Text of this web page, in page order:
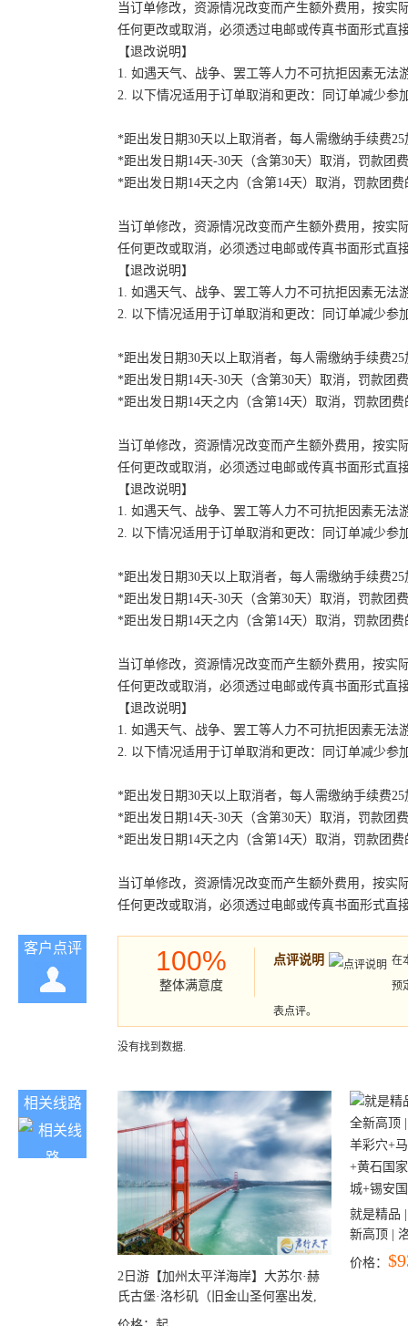
当订单修改，资源情况改变而产生额外费用，按实
任何更改或取消，必须透过电邮或传真书面形式直
【退改说明】
1. 如遇天气、战争、罢工等人力不可抗拒因素无
2. 以下情况适用于订单取消和更改：同订单减少
*距出发日期30天以上取消者，每人需缴纳手续费
*距出发日期14天-30天（含第30天）取消，罚款团
*距出发日期14天之内（含第14天）取消，罚款团费
当订单修改，资源情况改变而产生额外费用，按实
任何更改或取消，必须透过电邮或传真书面形式直
【退改说明】
1. 如遇天气、战争、罢工等人力不可抗拒因素无
2. 以下情况适用于订单取消和更改：同订单减少
*距出发日期30天以上取消者，每人需缴纳手续费
*距出发日期14天-30天（含第30天）取消，罚款团
*距出发日期14天之内（含第14天）取消，罚款团费
当订单修改，资源情况改变而产生额外费用，按实
任何更改或取消，必须透过电邮或传真书面形式直
【退改说明】
1. 如遇天气、战争、罢工等人力不可抗拒因素无
2. 以下情况适用于订单取消和更改：同订单减少
*距出发日期30天以上取消者，每人需缴纳手续费
*距出发日期14天-30天（含第30天）取消，罚款团
*距出发日期14天之内（含第14天）取消，罚款团费
当订单修改，资源情况改变而产生额外费用，按实
任何更改或取消，必须透过电邮或传真书面形式直
【退改说明】
1. 如遇天气、战争、罢工等人力不可抗拒因素无
2. 以下情况适用于订单取消和更改：同订单减少
*距出发日期30天以上取消者，每人需缴纳手续费
*距出发日期14天-30天（含第30天）取消，罚款团
*距出发日期14天之内（含第14天）取消，罚款团费
当订单修改，资源情况改变而产生额外费用，按实
任何更改或取消，必须透过电邮或传真书面形式直
客户点评 100%
整体满意度
点评说明
在
预
表点评。
没有找到数据.
相关线路
2日游【加州太平洋海岸】大苏尔·赫
氏古堡·洛杉矶（旧金山圣何塞出发,
洛杉矶结束）
就是精品
新高顶 |
彩穴+马
价格：